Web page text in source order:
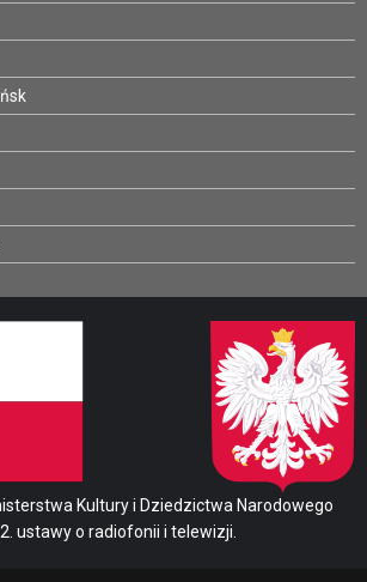
Kultury i Dziedzictwa Narodowego
ustawy o radiofonii i telewizji.